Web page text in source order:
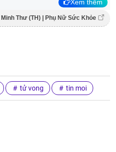
Xem thêm
Minh Thư (TH) | Phụ Nữ Sức Khỏe
tử vong tin moi